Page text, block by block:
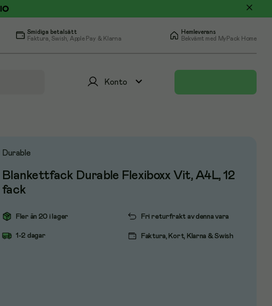
Smidiga betalsätt
Faktura, Swish, Apple Pay & Klarna
Hemleverans
Bekvämt med MyPack Home
Konto
Durable
Blankettfack Durable Flexiboxx Vit, A4L, 12
fack
Fler än 20 i lager Fri returfrakt av denna vara
1-2 dagar Faktura, Kort, Klarna & Swish